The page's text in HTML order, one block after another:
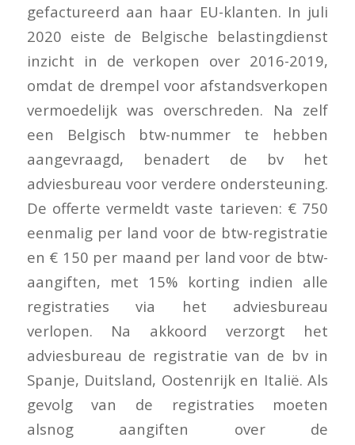
gefactureerd aan haar EU-klanten. In juli
2020 eiste de Belgische belastingdienst
inzicht in de verkopen over 2016-2019,
omdat de drempel voor afstandsverkopen
vermoedelijk was overschreden. Na zelf
een Belgisch btw-nummer te hebben
aangevraagd, benadert de bv het
adviesbureau voor verdere ondersteuning.
De offerte vermeldt vaste tarieven: € 750
eenmalig per land voor de btw-registratie
en € 150 per maand per land voor de btw-
aangiften, met 15% korting indien alle
registraties via het adviesbureau
verlopen. Na akkoord verzorgt het
adviesbureau de registratie van de bv in
Spanje, Duitsland, Oostenrijk en Italië. Als
gevolg van de registraties moeten
alsnog aangiften over de